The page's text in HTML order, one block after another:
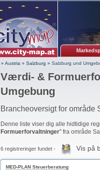
» Austria » Salzburg » Salzburg und
Værdi- &
Umgebung
Brancheoversigt for område
Denne liste viser dig alle hidtidige
Formuerforvaltninger" fra område
6 registreringer fundet - Vis på
MED-PLAN Steuerberatung